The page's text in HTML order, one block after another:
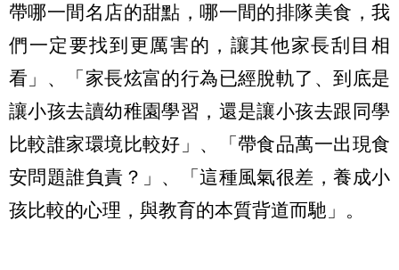
帶哪一間名店的甜點，哪一間的排隊美食，我
們一定要找到更厲害的，讓其他家長刮目相
看」、「家長炫富的行為已經脫軌了、到底是
讓小孩去讀幼稚園學習，還是讓小孩去跟同學
比較誰家環境比較好」、「帶食品萬一出現食
安問題誰負責？」、「這種風氣很差，養成小
孩比較的心理，與教育的本質背道而馳」。